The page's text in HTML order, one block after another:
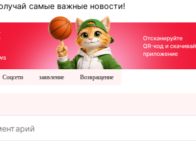
самые важные новости!
Соцсети заявление Возвращение